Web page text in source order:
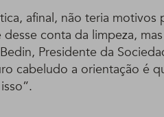
afinal, não teria motivos
conta da limpeza,
Presidente da
cabeludo a orientação é